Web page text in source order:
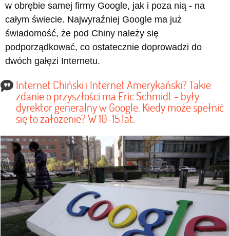
w obrębie samej firmy Google, jak i poza nią - na
całym świecie. Najwyraźniej Google ma już
świadomość, że pod Chiny należy się
podporządkować, co ostatecznie doprowadzi do
dwóch gałęzi Internetu.
Internet Chiński i Internet Amerykański? Takie
zdanie o przyszłości ma Eric Schmidt - były
dyrektor generalny w Google. Kiedy może spełnić
się to założenie? W 10-15 lat.